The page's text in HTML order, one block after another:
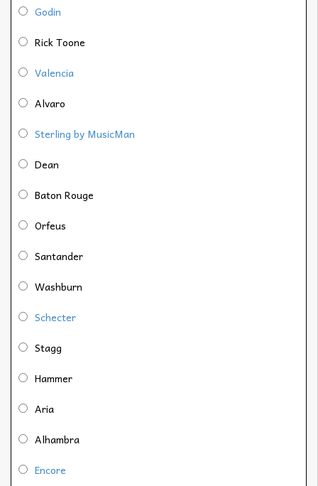
Godin
Rick Toone
Valencia
Alvaro
Sterling by MusicMan
Dean
Baton Rouge
Orfeus
Santander
Washburn
Schecter
Stagg
Hammer
Aria
Alhambra
Encore